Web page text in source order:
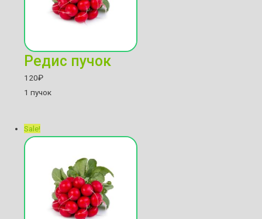
Редис пучок
120₽
1 пучок
Sale!